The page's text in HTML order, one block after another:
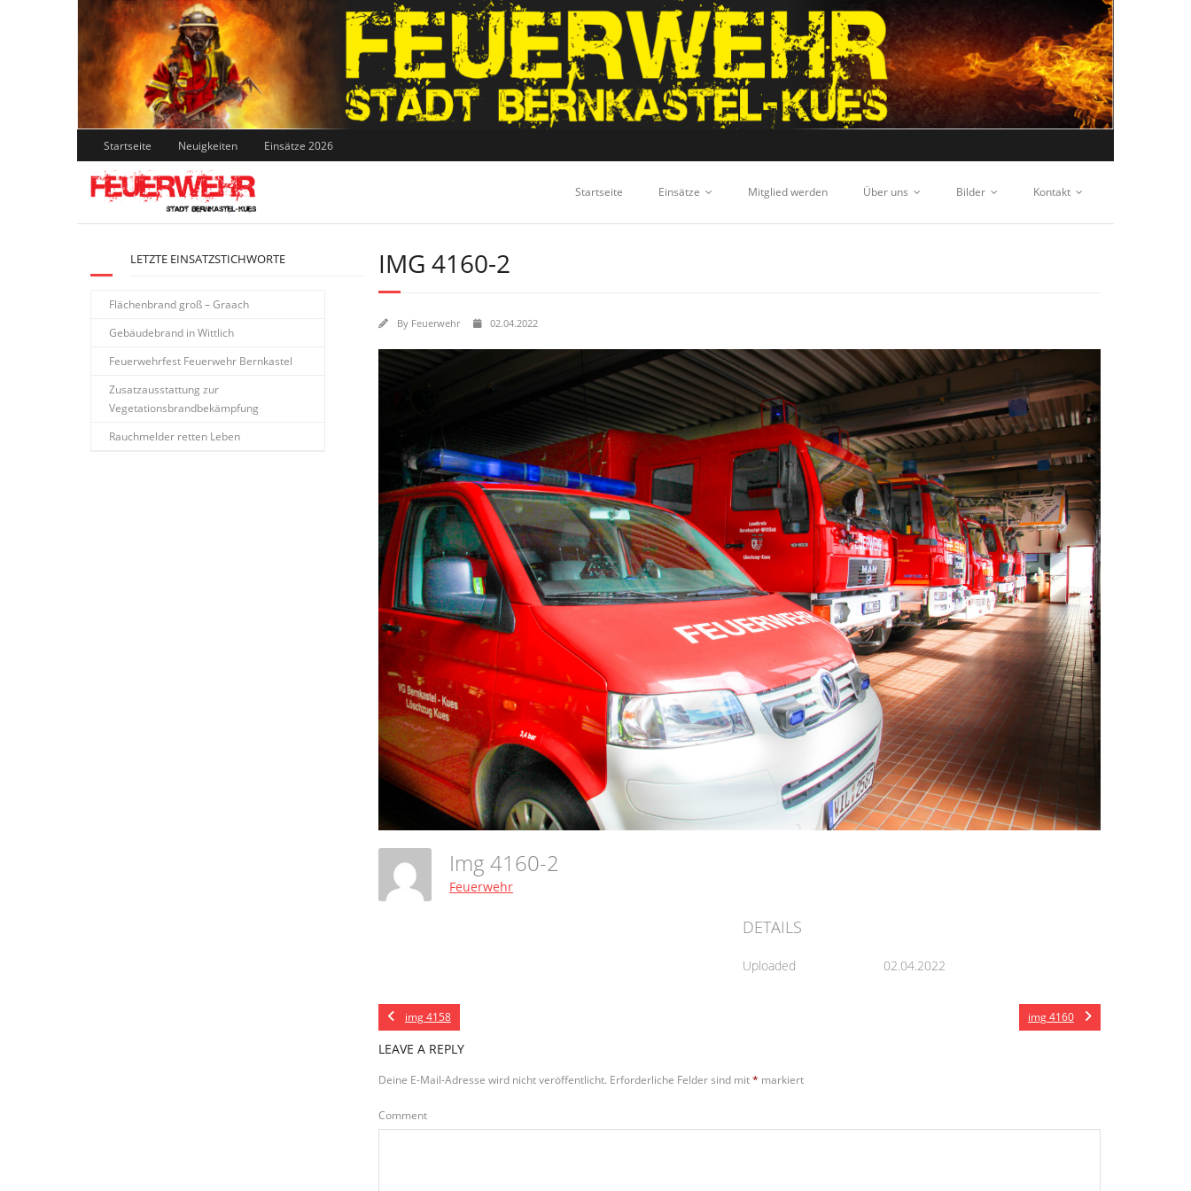
Skip
to
content
Startseite Neuigkeiten Einsätze 2026
Startseite Einsätze Mitglied werden Über uns Bilder Kontakt
IMG 4160-2
By Feuerwehr 02.04.2022
Img 4160-2
Feuerwehr
DETAILS
Uploaded 02.04.2022
img 4158 img 4160
LEAVE A REPLY
Deine E-Mail-Adresse wird nicht veröffentlicht. Erforderliche Felder sind mit* markiert
Comment
LETZTE EINSATZSTICHWORTE
Flächenbrand groß – Graach
Gebäudebrand in Wittlich
Feuerwehrfest Feuerwehr Bernkastel
Zusatzausstattung zur
Vegetationsbrandbekämpfung
Rauchmelder retten Leben